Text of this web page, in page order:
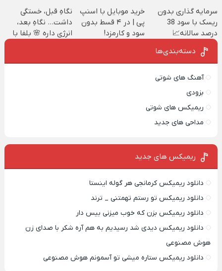
سرمایه گذاری بدون
ریسک با سود 38
درصد سالانه📈
خرید موبایل با اسنپ
پی | در ۴ قسط بدون
سود و کارمزد!
نگاهِ قبل، خستگی
داشت... نگاهِ بعد،
انرژی داره 🌸 بلفا با
دسته‌بندی‌ها
آهنگ های شوتی
بزودی
ریمیکس های شوتی
مداحی های جدید
ریمیکس‌ های جدید
دانلود ریمیکس کرمانجی هر گوله اینستا
دانلود ریمیکس تو رستم تهمتنی _ ترند
دانلود ریمیکس بزن که خوب میزنی بیس دار
دانلود ریمیکس دیدی شد رسیدیم به هم آره شکر با صدای زن
هوش مصنوعی
دانلود ریمیکس ستاره میشی تو آسمونم هوش مصنوعی